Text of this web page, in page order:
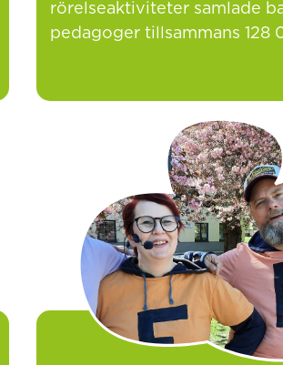
rörelseaktiviteter samlade
pedagoger tillsammans 128